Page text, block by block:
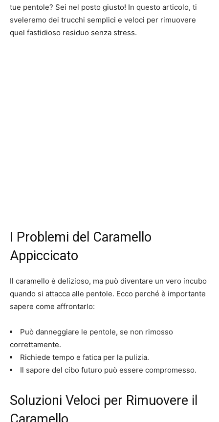
tue pentole? Sei nel posto giusto! In questo articolo, ti
sveleremo dei trucchi semplici e veloci per rimuovere
quel fastidioso residuo senza stress.
I Problemi del Caramello
Appiccicato
Il caramello è delizioso, ma può diventare un vero incubo
quando si attacca alle pentole. Ecco perché è importante
sapere come affrontarlo:
Può danneggiare le pentole, se non rimosso
correttamente.
Richiede tempo e fatica per la pulizia.
Il sapore del cibo futuro può essere compromesso.
Soluzioni Veloci per Rimuovere il